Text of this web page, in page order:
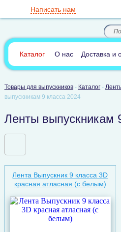
8(812)385-66-65
8(905) 700-70-04
По России звонок
бесплатный
(круглосуточно)
Написать нам
В сравнении:0
Каталог О нас Доставка и
Товары для выпускников- Каталог-
выпускникам 9 класса 2024
Ленты выпускникам
Лента Выпускник 9 класса 3D
красная атласная (c белым)